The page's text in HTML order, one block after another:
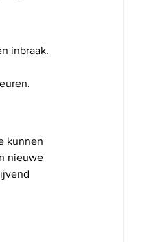
inbraak.
kunnen
nieuwe